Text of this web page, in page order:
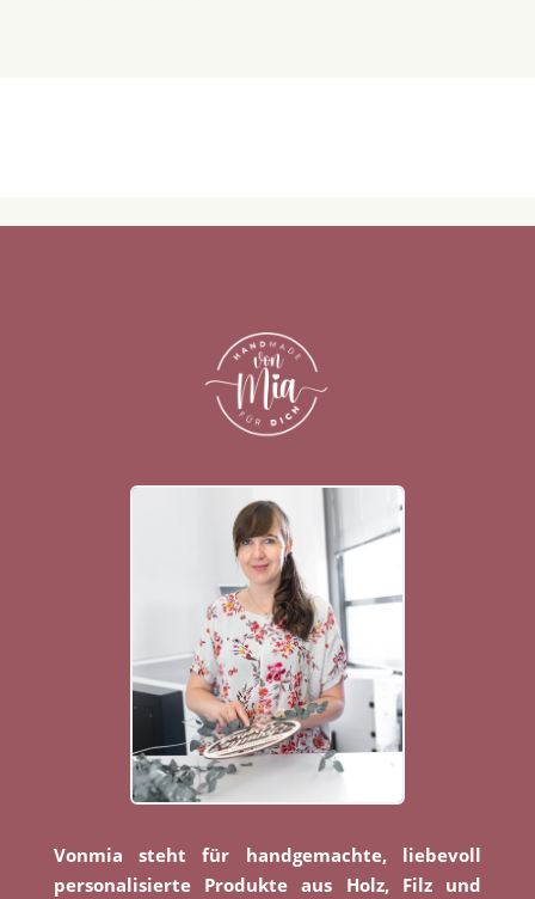
Vonmia steht für handgemachte, liebevoll
personalisierte Produkte aus Holz, Filz und